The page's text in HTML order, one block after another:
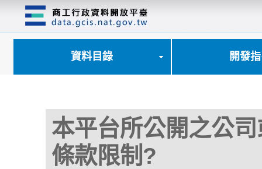
資料目錄 開發
本平台所公開之公
條款限制?